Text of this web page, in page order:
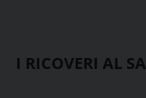
I RICOVERI AL